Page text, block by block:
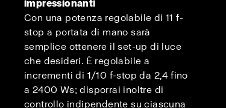
impressionanti
Con una potenza regolabile di 11 f-
stop a portata di mano sarà
semplice ottenere il set-up di luce
che desideri. È regolabile a
incrementi di 1/10 f-stop da 2,4 fino
a 2400 Ws; disporrai inoltre di
controllo indipendente su ciascuna